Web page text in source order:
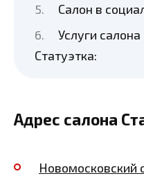
Салон в
Услуги
Статуэтка:
Адрес салона
Новомосковский